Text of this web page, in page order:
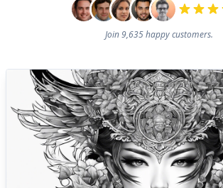
Join 9,635 happy customers.